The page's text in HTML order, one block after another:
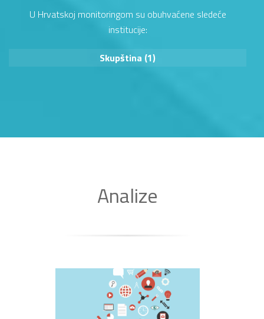
U Hrvatskoj monitoringom su obuhvaćene sledeće
institucije:
Skupština (1)
Analize